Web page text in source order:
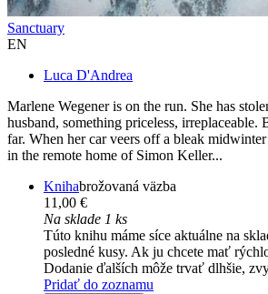
Sanctuary
EN
Luca D'Andrea
Marlene Wegener is on the run. She has
husband, something priceless, irreplaceable.
far. When her car veers off a bleak
in the remote home of Simon Keller...
Knihabrožovaná väzba
11,00 €
Na sklade 1 ks
Túto knihu máme síce aktuálne na
posledné kusy. Ak ju chcete mať
Dodanie ďalších môže trvať dlhšie,
Pridať do zoznamu